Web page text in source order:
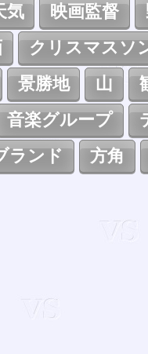
気 映画監督
クリスマスソ
景勝地 山
音楽グループ
ランド
方角